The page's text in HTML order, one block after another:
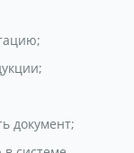
документ;